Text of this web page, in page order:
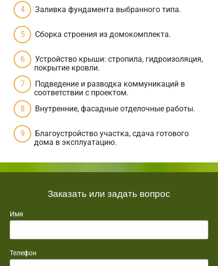
Заливка фундамента выбранного типа.
Сборка строения из домокомплекта.
Устройство крыши: стропила, гидроизоляция,
покрытие кровли.
Подведение и разводка коммуникаций в
соответствии с проектом.
Внутренние, фасадные отделочные работы.
Благоустройство участка, сдача готового
дома в эксплуатацию.
Заказать или задать вопрос
Имя
Телефон